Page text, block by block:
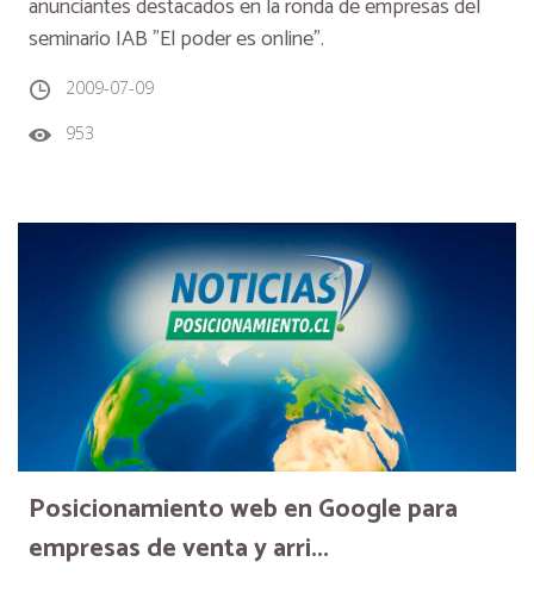
anunciantes destacados en la ronda de empresas del
seminario IAB "El poder es online".
2009-07-09
953
Posicionamiento web en Google para
empresas de venta y arri...